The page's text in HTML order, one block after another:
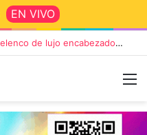
EN VIVO
“TIRRIA” llega a Tandil con un elenco de lujo encabezado por Capusotto, Spregelburd y Stefani